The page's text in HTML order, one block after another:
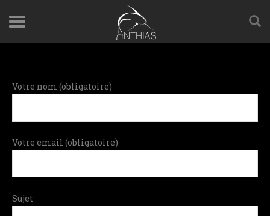
Votre nom (obligatoire)
Votre email (obligatoire)
Sujet